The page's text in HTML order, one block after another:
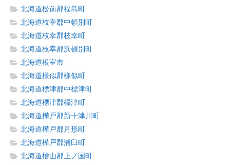
北海道松前郡福島町
北海道枝幸郡中頓別町
北海道枝幸郡枝幸町
北海道枝幸郡浜頓別町
北海道根室市
北海道様似郡様似町
北海道標津郡中標津町
北海道標津郡標津町
北海道樺戸郡新十津川町
北海道樺戸郡月形町
北海道樺戸郡浦臼町
北海道檜山郡上ノ国町